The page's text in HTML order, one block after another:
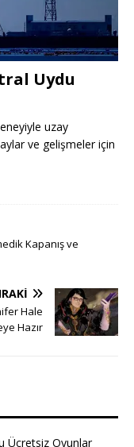
Uydu
uzay
ve gelişmeler için
Kapanış ve
Hale
Hazır
Ücretsiz Oyunlar